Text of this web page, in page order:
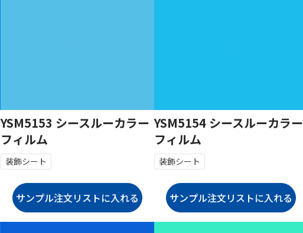
YSM5153 シースルーカラー
フィルム
装飾シート
YSM5154 シースルーカラー
フィルム
装飾シート